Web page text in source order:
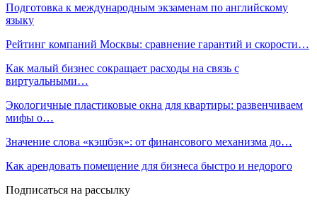
Подготовка к международным экзаменам по английскому
языку
Рейтинг компаний Москвы: сравнение гарантий и скорости…
Как малый бизнес сокращает расходы на связь с
виртуальными…
Экологичные пластиковые окна для квартиры: развенчиваем
мифы о…
Значение слова «кэшбэк»: от финансового механизма до…
Как арендовать помещение для бизнеса быстро и недорого
Подписаться на рассылку